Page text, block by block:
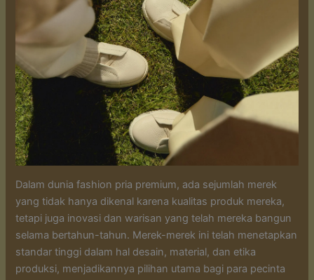
Dalam dunia fashion pria premium, ada sejumlah merek
yang tidak hanya dikenal karena kualitas produk mereka,
tetapi juga inovasi dan warisan yang telah mereka bangun
selama bertahun-tahun. Merek-merek ini telah menetapkan
standar tinggi dalam hal desain, material, dan etika
produksi, menjadikannya pilihan utama bagi para pecinta